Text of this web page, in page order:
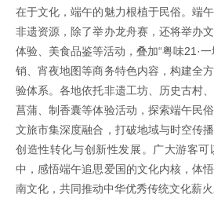
在于文化，端午的魅力根植于民俗。端
非遗资源，除了举办龙舟赛，还将举办
体验、美食品鉴等活动，叠加“粤味21·
销、宵夜地图等商务特色内容，构建全
验体系。各地依托非遗工坊、历史古村
菖蒲、制香囊等体验活动，探索端午民
文旅市集深度融合，打破地域与时空传
创造性转化与创新性发展。广大游客
中，感悟端午追思爱国的文化内核，体
南文化，共同推动中华优秀传统文化薪火